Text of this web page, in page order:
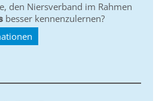
den Niersverband im Rahmen
besser kennenzulernen?